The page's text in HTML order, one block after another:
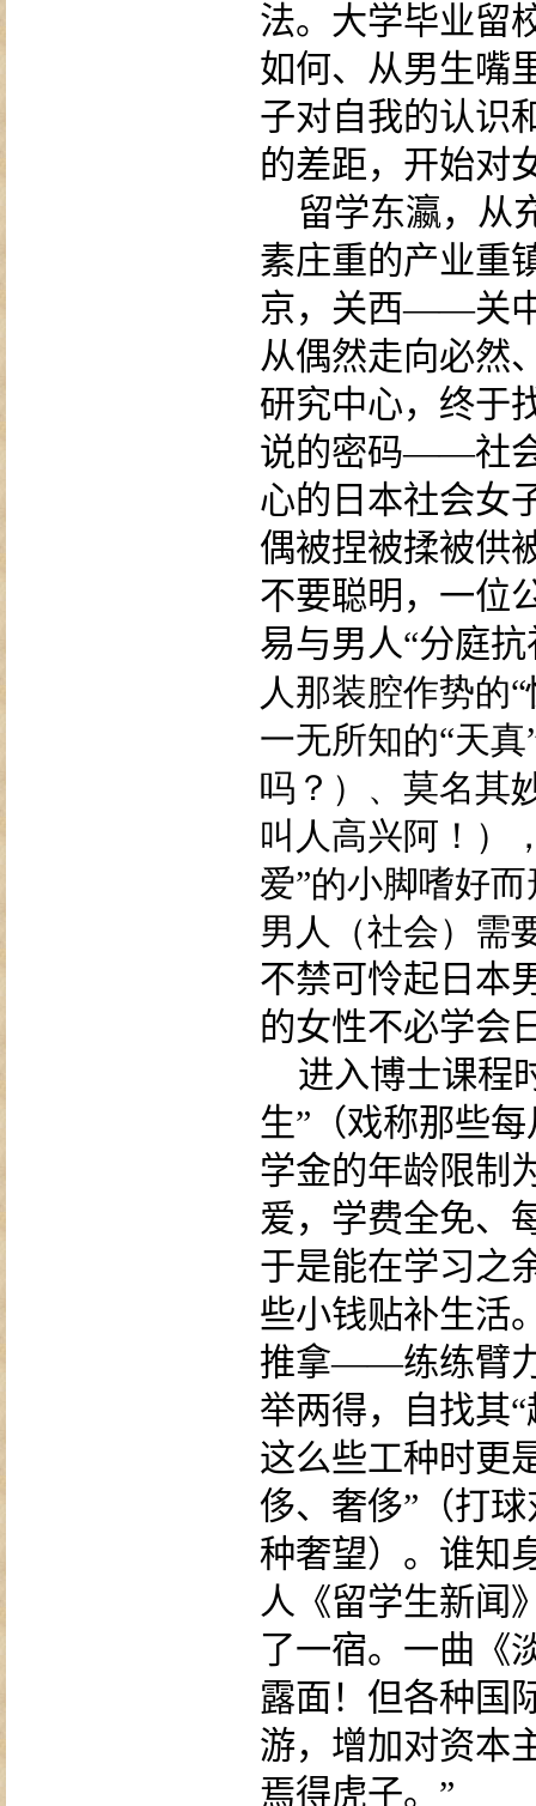
法。大学毕业留
如何、从男生嘴
子对自我的认识
的差距，开始对
留学东瀛，从
素庄重的产业重
京，关西——关
从偶然走向必然
研究中心，终于
说的密码——社
心的日本社会女
偶被捏被揉被供
不要聪明，一位
易与男人“分庭抗
人那装腔作势的
一无所知的“天
吗？）、莫名其
叫人高兴阿！）
爱”的小脚嗜好
男人（社会）需
不禁可怜起日本
的女性不必学会
进入博士课程
生”（戏称那些
学金的年龄限制
爱，学费全免、
于是能在学习之
些小钱贴补生活
推拿——练练臂
举两得，自找其
这么些工种时更
侈、奢侈”（打
种奢望）。谁知
人《留学生新闻
了一宿。一曲《
露面！但各种国
游，增加对资本
焉得虎子。”